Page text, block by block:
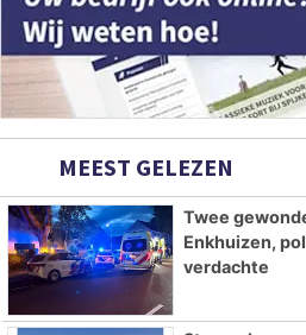
MEEST GELEZEN
Twee
Enkhuizen,
verdachte